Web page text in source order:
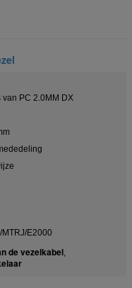
PC 2.0MM DX
MTRJ/E2000
de vezelkabel,